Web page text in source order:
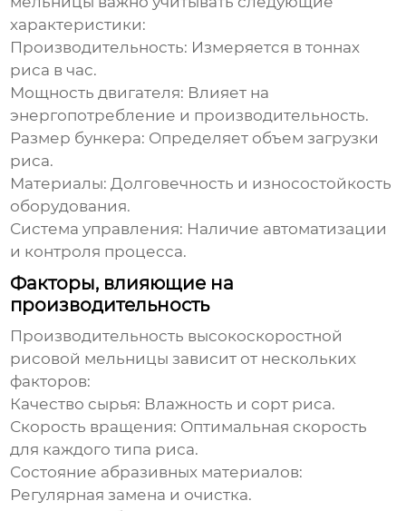
характеристики:
Производительность: Измеряется в тоннах
риса в час.
Мощность двигателя: Влияет на
энергопотребление и производительность.
Размер бункера: Определяет объем загрузки
риса.
Материалы: Долговечность и износостойкость
оборудования.
Система управления: Наличие автоматизации
и контроля процесса.
Факторы, влияющие на
производительность
Производительность высокоскоростной
рисовой мельницы зависит от нескольких
факторов:
Качество сырья: Влажность и сорт риса.
Скорость вращения: Оптимальная скорость
для каждого типа риса.
Состояние абразивных материалов:
Регулярная замена и очистка.